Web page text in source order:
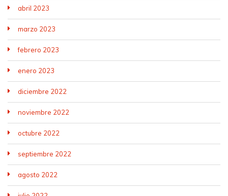
abril 2023
marzo 2023
febrero 2023
enero 2023
diciembre 2022
noviembre 2022
octubre 2022
septiembre 2022
agosto 2022